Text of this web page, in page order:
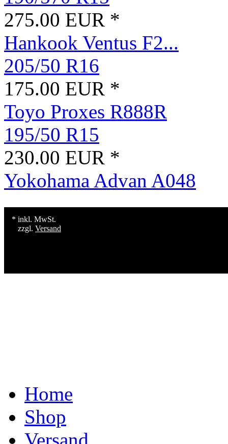
275.00 EUR *
Hankook Ventus F2...
205/50 R16
175.00 EUR *
Toyo Proxes R888R
195/50 R15
230.00 EUR *
Yokohama Advan A048
* inkl. MwSt.
zzgl. Versand
Home
Shop
Versand